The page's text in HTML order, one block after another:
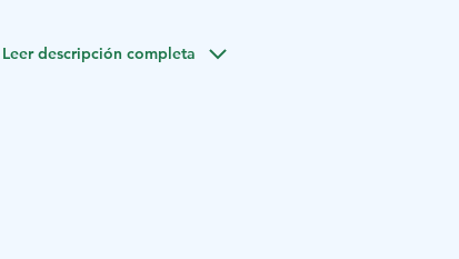
Leer descripción completa